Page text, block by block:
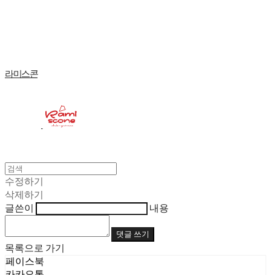
라미스콘
수정하기
삭제하기
글쓴이
내용
댓글 쓰기
목록으로 가기
페이스북